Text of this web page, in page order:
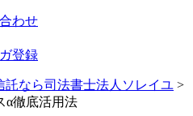
わせ
登録
なら司法書士法人ソレイユ >
α徹底活用法